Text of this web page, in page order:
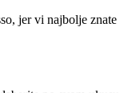
jer vi najbolje znate